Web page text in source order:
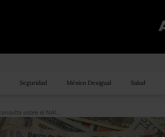
Seguridad México Desigual Salud
Incertidumbre por consulta sobre el NAIM impactará el valor del peso frente al dólar